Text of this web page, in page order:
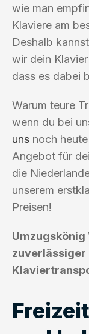
wie man
Klaviere am
Deshalb
wir dein
dass es dabei
Warum teure
wenn du bei
uns noch
Angebot für
die
unserem
Preisen!
Umzugskönig
zuverlässiger